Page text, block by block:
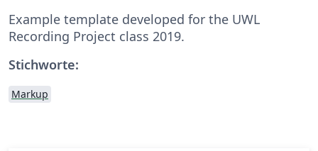
Example template developed for the UWL
Recording Project class 2019.
Stichworte:
Markup